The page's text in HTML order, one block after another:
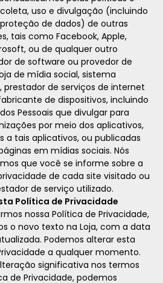
uso e divulgação (incluindo
de dados) de outras
tais como Facebook, Apple,
ou de qualquer outro
de software ou provedor de
de mídia social, sistema
prestador de serviços de internet
de dispositivos, incluindo
Pessoais que divulgar para
por meio dos aplicativos,
a tais aplicativos, ou publicadas
em mídias sociais. Nós
que você se informe sobre a
de cada site visitado ou
de serviço utilizado.
Política de Privacidade
nossa Política de Privacidade,
o novo texto na Loja, com a data
Podemos alterar esta
a qualquer momento.
significativa nos termos
de Privacidade, podemos